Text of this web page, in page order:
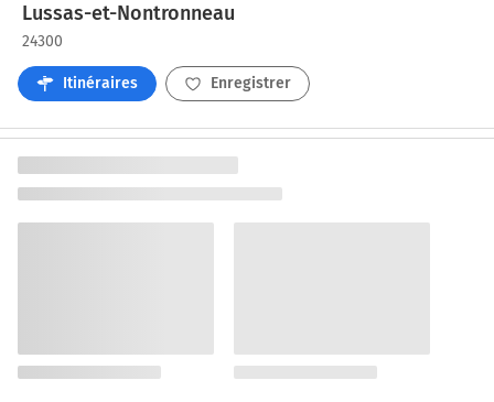
Lussas-et-Nontronneau
24300
Itinéraires Enregistrer